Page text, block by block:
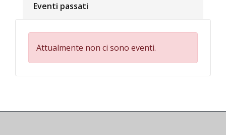
Eventi passati
Attualmente non ci sono eventi.